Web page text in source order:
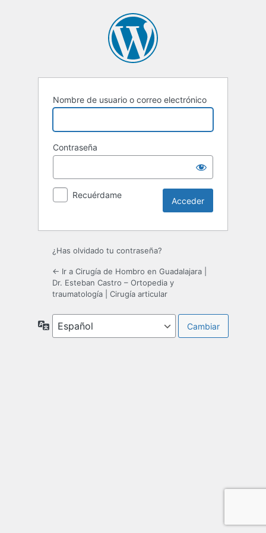
Nombre de usuario o correo electrónico
Contraseña
Recuérdame
¿Has olvidado tu contraseña?
← Ir a Cirugía de Hombro en Guadalajara |
Dr. Esteban Castro – Ortopedia y
traumatología | Cirugía articular
Idioma